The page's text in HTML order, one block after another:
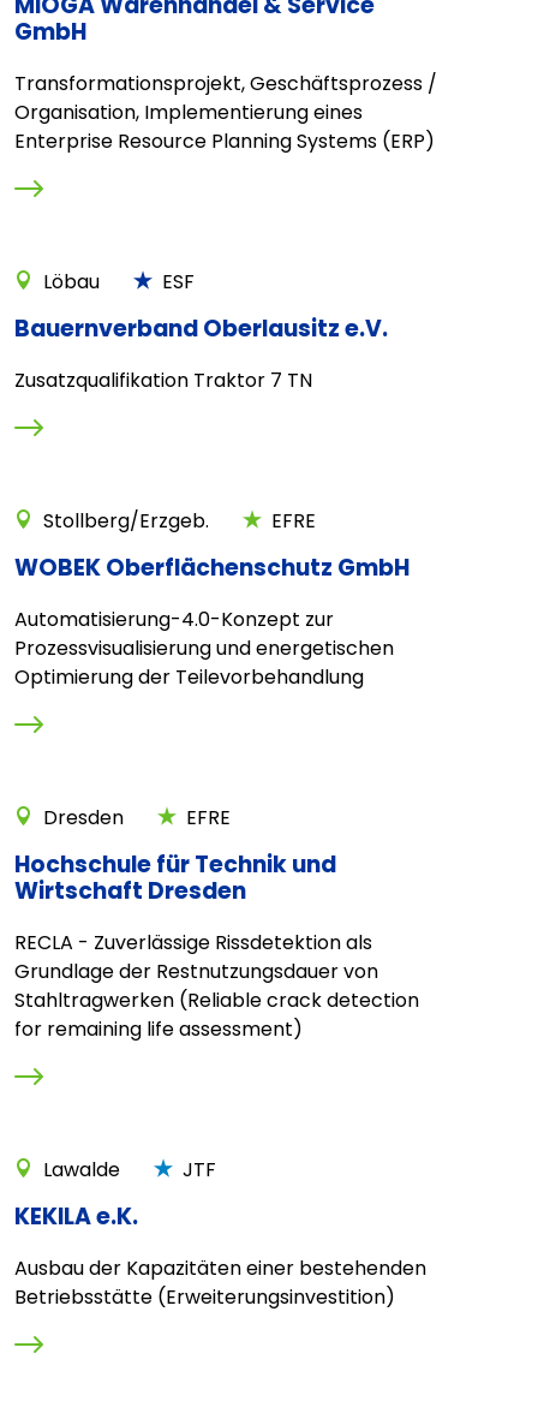
GmbH
Transformationsprojekt, Geschäftsprozess /
Organisation, Implementierung eines
Enterprise Resource Planning Systems (ERP)
Löbau ESF
Bauernverband Oberlausitz e.V.
Zusatzqualifikation Traktor 7 TN
Stollberg/Erzgeb. EFRE
WOBEK Oberflächenschutz GmbH
Automatisierung-4.0-Konzept zur
Prozessvisualisierung und energetischen
Optimierung der Teilevorbehandlung
Dresden EFRE
Hochschule für Technik und
Wirtschaft Dresden
RECLA - Zuverlässige Rissdetektion als
Grundlage der Restnutzungsdauer von
Stahltragwerken (Reliable crack detection
for remaining life assessment)
Lawalde JTF
KEKILA e.K.
Ausbau der Kapazitäten einer bestehenden
Betriebsstätte (Erweiterungsinvestition)